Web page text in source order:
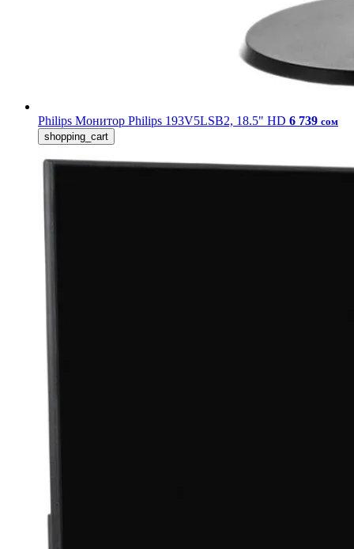
Philips Монитор Philips 193V5LSB2, 18.5" HD 6 739 сом
shopping_cart